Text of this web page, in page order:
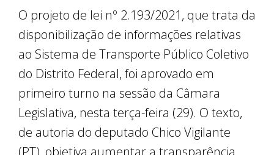
O projeto de lei nº 2.193/2021, que trata da
disponibilização de informações relativas
ao Sistema de Transporte Público Coletivo
do Distrito Federal, foi aprovado em
primeiro turno na sessão da Câmara
Legislativa, nesta terça-feira (29). O texto,
de autoria do deputado Chico Vigilante